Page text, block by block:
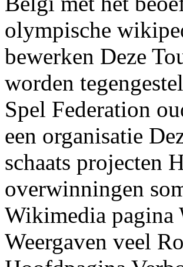
olympische
bewerken Deze
worden
Spel Federation
een organisatie
schaats projecten
overwinningen
Wikimedia pagina
Weergaven veel